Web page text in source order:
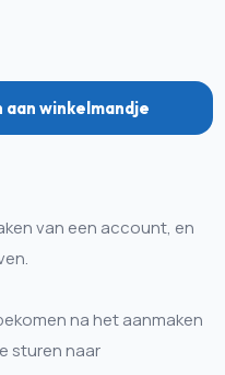
aan winkelmandje
van een account, en
na het aanmaken
sturen naar